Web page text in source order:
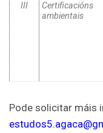
III
Certificacións
ambientais
Pode solicitar máis